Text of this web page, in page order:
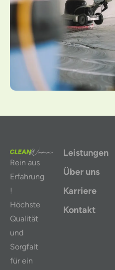
Rein aus
Erfahrung
!
Höchste
Qualität
und
Sorgfalt
für ein
Leistungen
Über uns
Karriere
Kontakt